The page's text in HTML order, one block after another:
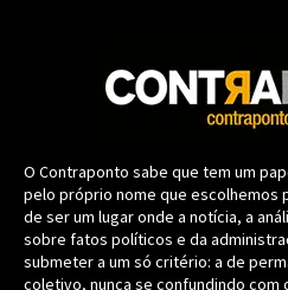
O Contraponto sabe que tem um
pelo próprio nome que escolhemos
de ser um lugar onde a notícia, a
sobre fatos políticos e da
submeter a um só critério: a de
coletivo, nunca se confundindo com